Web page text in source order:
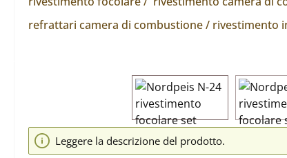
refrattari camera di combustione / rivestimento
Salta la galleria di immagini
Leggere la descrizione del prodotto.